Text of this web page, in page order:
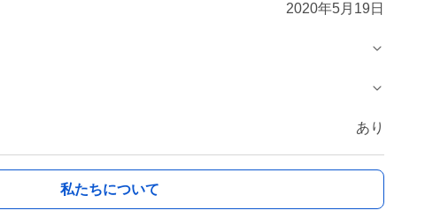
2020年5月19日
あり
私たちについて